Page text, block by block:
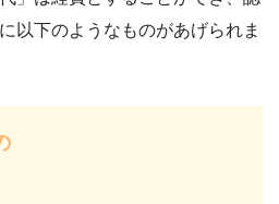
以下のようなものがあげられま